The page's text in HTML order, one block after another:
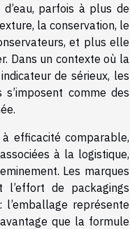
parfois à plus de
la conservation, le
et plus elle
Dans un contexte où la
de sérieux, les
comme des
efficacité comparable,
à la logistique,
Les marques
de packagings
représente
que la formule